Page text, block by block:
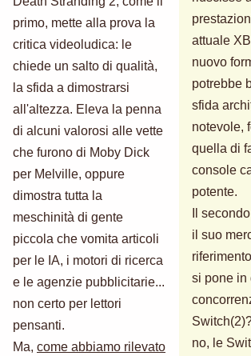
primo, mette alla prova la
critica videoludica: le
chiede un salto di qualità,
la sfida a dimostrarsi
all'altezza. Eleva la penna
di alcuni valorosi alle vette
che furono di Moby Dick
per Melville, oppure
dimostra tutta la
meschinità di gente
piccola che vomita articoli
per le IA, i motori di ricerca
e le agenzie pubblicitarie...
non certo per lettori
pensanti.
Ma, come abbiamo rilevato
attuale
nuovo
potrebbe
sfida
notevole,
quella di
console
potente.
Il
il suo
si pone in
no, le